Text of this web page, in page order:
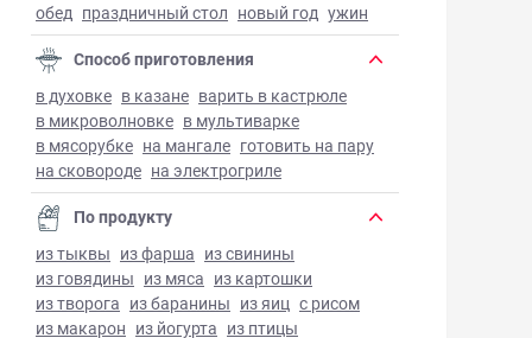
обед праздничный стол новый год ужин
Способ приготовления
в духовке в казане варить в кастрюле
в микроволновке в мультиварке
в мясорубке на мангале готовить на пару
на сковороде на электрогриле
По продукту
из тыквы из фарша из свинины
из говядины из мяса из картошки
из творога из баранины из яиц с рисом
из макарон из йогурта из птицы